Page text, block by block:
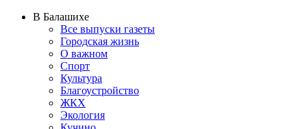
В Балашихе
Все выпуски газеты
Городская жизнь
О важном
Спорт
Культура
Благоустройство
ЖКХ
Экология